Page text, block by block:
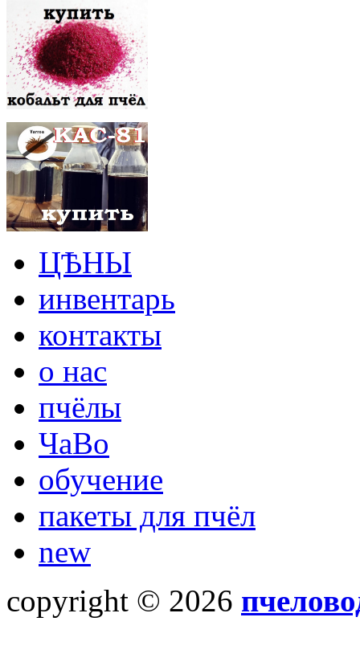
ЦѢНЫ
инвентарь
контакты
о нас
пчёлы
ЧаВо
обучение
пакеты для пчёл
new
copyright © 2026